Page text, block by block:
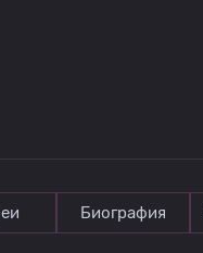
Биография